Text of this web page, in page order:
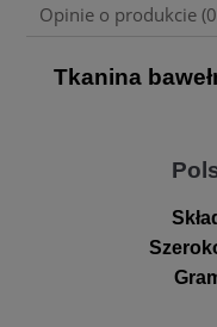
Opinie o produkcie
Tkanina